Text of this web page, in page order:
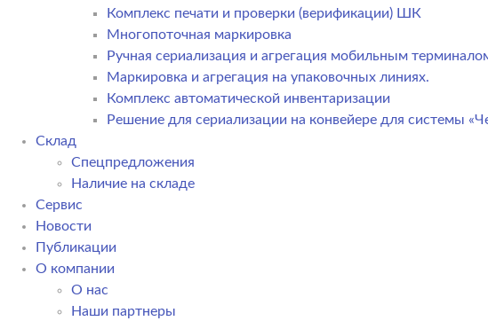
Комплекс печати и проверки (верификации) ШК
Многопоточная маркировка
Ручная сериализация и агрегация мобильным
Маркировка и агрегация на упаковочных линиях.
Комплекс автоматической инвентаризации
Решение для сериализации на конвейере для системы
Склад
Спецпредложения
Наличие на складе
Сервис
Новости
Публикации
О компании
О нас
Наши партнеры